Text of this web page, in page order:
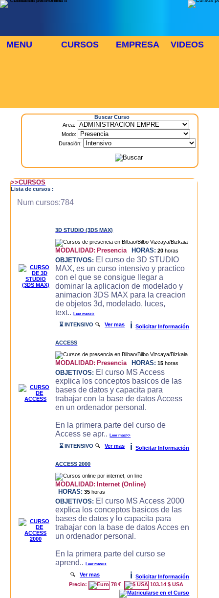
MENU CURSOS EMPRESA VIDEOS
Buscar Curso
Area:
Modo:
Duración:
>>CURSOS
Lista de cursos :
Num cursos:784
3D STUDIO (3DS MAX)
MODALIDAD: Presencia HORAS: 20 horas
OBJETIVOS: El curso de 3D STUDIO
MAX, es un curso intensivo y practico
con el que se consigue llegar a
dominar la aplicacion de modelado y
animacion 3DS MAX para la creacion
de objetos 3d, modelado, luces,
text..Leer mas>>
⌛ INTENSIVO 🔍Ver mas i Solicitar Información
ACCESS
MODALIDAD: Presencia HORAS: 15 horas
OBJETIVOS: El curso MS Access
explica los conceptos basicos de las
bases de datos y capacita para
trabajar con la base de datos Access
en un ordenador personal.
En la primera parte del curso de
Access se apr..Leer mas>>
⌛ INTENSIVO 🔍Ver mas i Solicitar Información
ACCESS 2000
MODALIDAD: Internet (Online)
HORAS: 35 horas
OBJETIVOS: El curso MS Access 2000
explica los conceptos basicos de las
bases de datos y lo capacita para
trabajar con la base de datos Acces en
un ordenador personal.
En la primera parte del curso se
aprend..Leer mas>>
🔍Ver mas i
Solicitar Información
Precio:
78 € 103.14 $ USA